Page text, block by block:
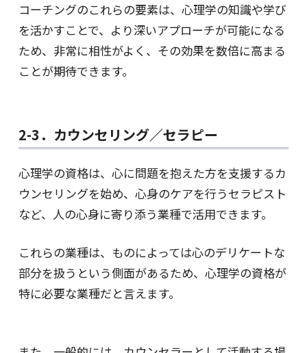
コーチングのこれらの要素は、心理学の知識や学び
を活かすことで、より深いアプローチが可能になる
ため、非常に相性がよく、その効果を数倍に高まる
ことが期待できます。
2-3．カウンセリング／セラピー
心理学の資格は、心に問題を抱えた方を支援するカ
ウンセリングを始め、心身のケアを行うセラピスト
など、人の心身に寄り添う業種で活用できます。
これらの業種は、ものによっては心のデリケートな
部分を扱うという側面があるため、心理学の資格が
特に必要な業種だと言えます。